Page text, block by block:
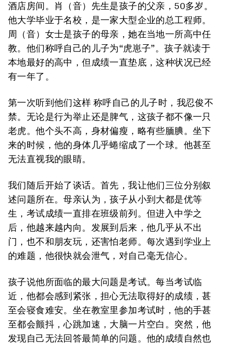
酒店房间。肖（音）先生是孩子的父亲，50多岁。
他大学毕业于名校，是一家大型企业的总工程师。
周（音）女士是孩子的母亲，她在当地一所高中任
教。他们称呼自己的儿子为“虎崽子”。孩子就读于
本地最好的高中，但成绩一直垫底，这种状况已经
有一年了。
第一次听到他们这样 称呼自己的儿子时，我忍俊不
禁。无论是行为举止还是脾气，这孩子都不像一只
老虎。他个头不高，身材偏瘦，略有些腼腆。坐下
来的时候，他的身体几乎蜷缩成了一个球。他甚至
无法直视我的眼睛。
我们随后开始了谈话。首先，我让他们三位分别叙
述问题所在。母亲认为，孩子从小到大都是优等
生，考试成绩一直排在班级前列。但进入中学之
后，他越来越内向。发展到后来，他几乎从不出
门，也不和朋友玩，还害怕老师。每次遇到学业上
的难题，他很快就会泄气，对自己毫无信心。
孩子说他所面临的最大问题是考试。每当考试临
近，他都会感到紧张，担心无法取得好的成绩，甚
至会寝食难安。坐在教室里参加考试时，他的手甚
至都会颤抖，心跳加速，大脑一片空白。突然，他
发现自己无法回答最简单的问题。他的成绩自然也